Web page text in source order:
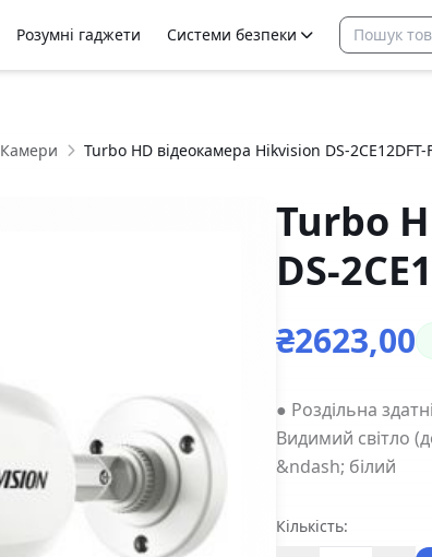
Розумні гаджети Системи безпеки
Камери Turbo HD відеокамера Hikvision DS-
Turbo
DS-
₴2623,00
● Роздільна
Видимий світло
&ndash; білий
Кількість: